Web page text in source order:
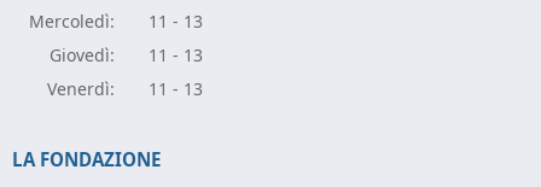
Mercoledì:
11 - 13
Giovedì:
11 - 13
Venerdì: 11 - 13
LA FONDAZIONE